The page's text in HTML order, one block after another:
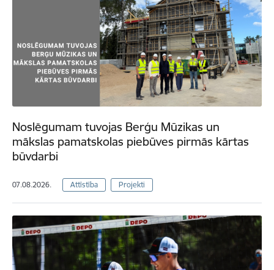
Noslēgumam tuvojas Berģu Mūzikas un
mākslas pamatskolas piebūves pirmās kārtas
būvdarbi
07.08.2026. Attīstība Projekti